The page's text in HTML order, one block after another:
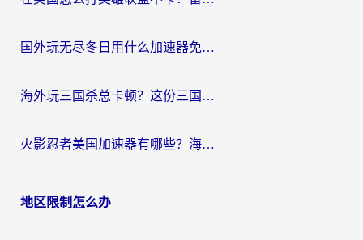
国外玩无尽冬日用什么加速器免费？海外党国服游戏加速避坑指南
海外玩三国杀总卡顿？这份三国杀游戏加速器指南帮你告别延迟烦恼
火影忍者美国加速器有哪些？海外党亲测的国服游戏加速全攻略（含菲律宾玩三国之刃守望黎明技巧）
地区限制怎么办